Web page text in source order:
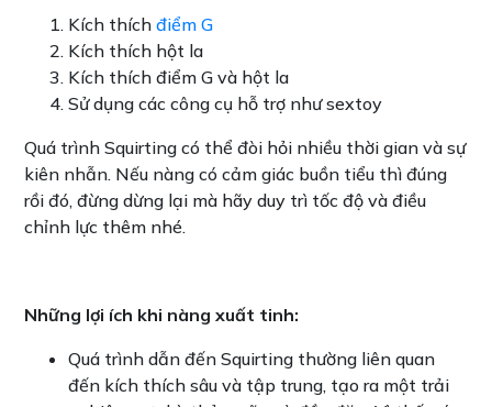
Kích thích điểm G
Kích thích hột la
Kích thích điểm G và hột la
Sử dụng các công cụ hỗ trợ như sextoy
Quá trình Squirting có thể đòi hỏi nhiều thời gian và sự
kiên nhẫn. Nếu nàng có cảm giác buồn tiểu thì đúng
rồi đó, đừng dừng lại mà hãy duy trì tốc độ và điều
chỉnh lực thêm nhé.
Những lợi ích khi nàng xuất tinh:
Quá trình dẫn đến Squirting thường liên quan
đến kích thích sâu và tập trung, tạo ra một trải